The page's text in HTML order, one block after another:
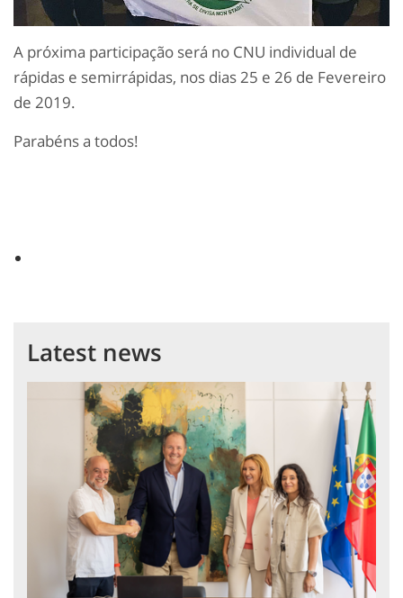
A próxima participação será no CNU individual de
rápidas e semirrápidas, nos dias 25 e 26 de Fevereiro
de 2019.
Parabéns a todos!
Latest news